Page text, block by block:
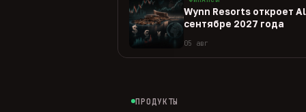
Wynn Resorts откроет
сентябре 2027 года
05 авг
ПРОДУКТЫ